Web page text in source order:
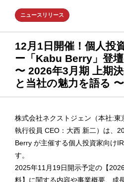
ニュースリリース
12月1日開催！個人投
ー「Kabu Berry」登
〜 2026年3月期 上期
と当社の魅力を語る 〜
株式会社ネクストジェン（本社:
執行役員 CEO：大西 新二）は、
Berry が主催する個人投資家向け
す。
2025年11月19日開示予定の【
料】に関する内容や事業概要、成